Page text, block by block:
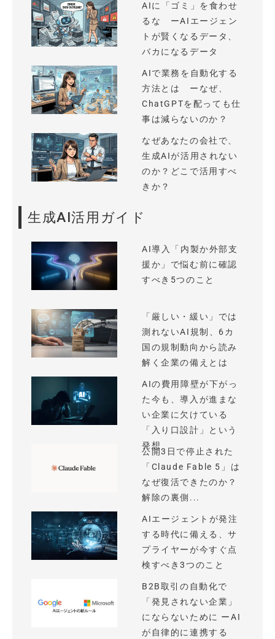
AIに「ゴミ」を食わせ
るな ーAIエージェン
トが賢くなるデータ、
バカになるデータ
AIで業務を自動化する
方法とは ーなぜ、
ChatGPTを配っても仕
事は減らないのか？
なぜあなたの会社で、
生成AIが活用されない
のか？どこで活用すべ
きか？
生成AI活用ガイド
AI導入「内製か外部支
援か」で悩む前に確認
すべき5つのこと
「厳しい・緩い」では
測れないAI規制、6カ
国の規制動向から読み
解く企業の備えとは
AIの費用障壁が下がっ
た今も、導入が進まな
い企業に欠けている
「入り口設計」という
発想
公開3日で停止された
「Claude Fable 5」は
なぜ復活できたのか？
解除の裏側...
AIエージェントが発注
する時代に備える、サ
プライヤーが今すぐ点
検すべき3つのこと
B2B取引の自動化で
「発見されない企業」
にならないために ーAI
が自律的に連携する